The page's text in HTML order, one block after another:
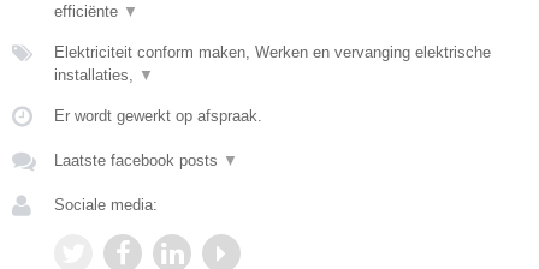
efficiënte ▼
Elektriciteit conform maken, Werken en vervanging elektrische
installaties,
▼
Er wordt gewerkt op afspraak.
Laatste facebook posts ▼
Sociale media: